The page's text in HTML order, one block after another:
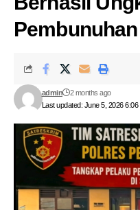
Last updated: June 5, 2026 6:06
admin 2 months ago